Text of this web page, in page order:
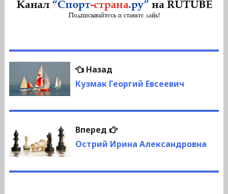
Навигация
по
записям
НазадПредыдущая
запись:
Кузмак Георгий Евсеевич
Вперед
Следующая
запись:
Острий Ирина Александровна